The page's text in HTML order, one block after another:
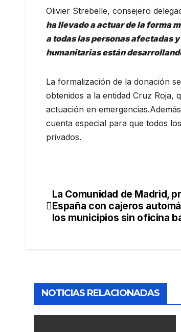
Olivier Strebelle, consejero
ha llevado a actuar de la forma
a todas las personas afectadas
humanitarias están
La formalización de la donación
obtenidos a la entidad Cruz Roja,
actuación en
cuenta especial para que todos
privados.
La Comunidad de Madrid,
España con cajeros
los municipios sin oficina
NOTICIAS RELACIONADAS